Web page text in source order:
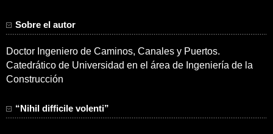
Sobre el autor
Doctor Ingeniero de Caminos, Canales y Puertos.
Catedrático de Universidad en el área de Ingeniería de la
Construcción
“Nihil difficile volenti”